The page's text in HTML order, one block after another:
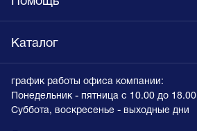
Каталог
график работы офиса компании:
Понедельник - пятница с 10.00 до 18.00
Суббота, воскресенье - выходные дни